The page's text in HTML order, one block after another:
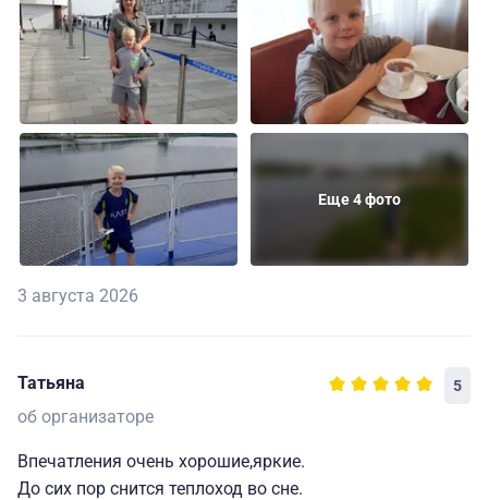
Еще 4 фото
3 августа 2026
Татьяна 5
об организаторе
Впечатления очень хорошие,яркие.
До сих пор снится теплоход во сне.